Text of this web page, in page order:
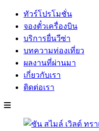
ทัวร์โปรโมชั่น
จองตั๋วเครื่องบิน
บริการยื่นวีซ่า
บทความท่องเที่ยว
ผลงานที่ผ่านมา
เกี่ยวกับเรา
ติดต่อเรา